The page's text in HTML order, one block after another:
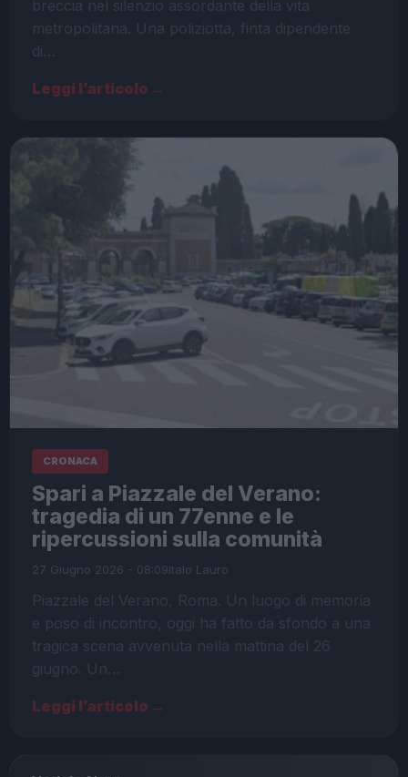
breccia nel silenzio assordante della vita
metropolitana. Una poliziotta, finta dipendente
di…
Leggi l’articolo →
CRONACA
Spari a Piazzale del Verano:
tragedia di un 77enne e le
ripercussioni sulla comunità
27 Giugno 2026 - 08:09Italo Lauro
Piazzale del Verano, Roma. Un luogo di memoria
e poso di incontro, oggi ha fatto da sfondo a una
tragica scena avvenuta nella mattina del 26
giugno. Un…
Leggi l’articolo →